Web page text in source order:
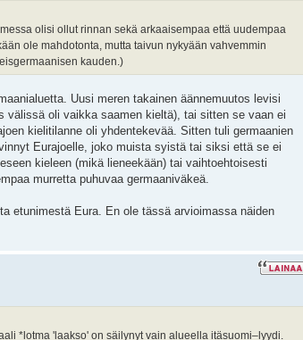
olisi ollut rinnan sekä arkaaisempaa että uudempaa
ole mahdotonta, mutta taivun nykyään vahvemmin
kauden.)
Uusi meren takainen äännemuutos levisi
välissä oli vaikka saamen kieltä), tai sitten se vaan ei
kielitilanne oli yhdentekevää. Sitten tuli germaanien
Eurajoelle, joko muista syistä tai siksi että se ei
kieleen (mikä lieneekään) tai vaihtoehtoisesti
murretta puhuvaa germaaniväkeä.
etunimestä Eura. En ole tässä arvioimassa näiden
*lotma 'laakso' on säilynyt vain alueella itäsuomi–lyydi.